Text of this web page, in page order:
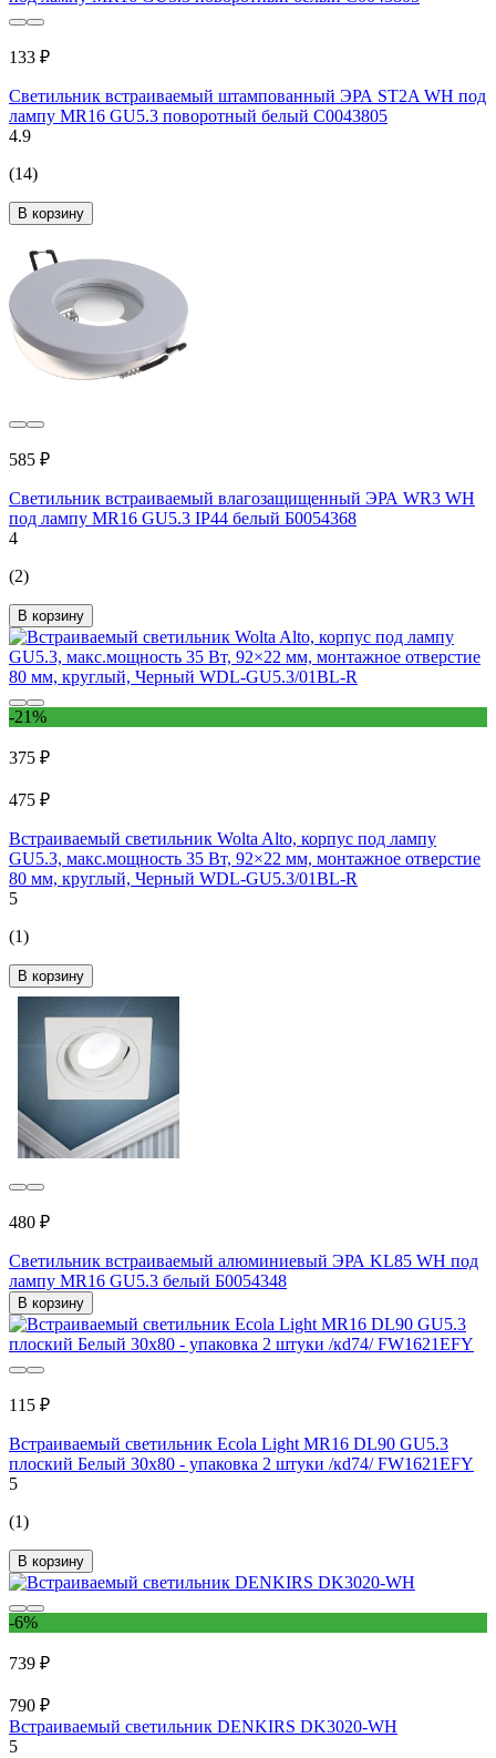
133 ₽
Светильник встраиваемый штампованный ЭРА ST2A WH под
лампу MR16 GU5.3 поворотный белый C0043805
4.9
(14)
В корзину
585 ₽
Светильник встраиваемый влагозащищенный ЭРА WR3 WH
под лампу MR16 GU5.3 IP44 белый Б0054368
4
(2)
В корзину
-21%
375 ₽
475 ₽
Встраиваемый cветильник Wolta Alto, корпус под лампу
GU5.3, макс.мощность 35 Вт, 92×22 мм, монтажное отверстие
80 мм, круглый, Черный WDL-GU5.3/01BL-R
5
(1)
В корзину
480 ₽
Светильник встраиваемый алюминиевый ЭРА KL85 WH под
лампу MR16 GU5.3 белый Б0054348
В корзину
115 ₽
Встраиваемый светильник Ecola Light MR16 DL90 GU5.3
плоский Белый 30x80 - упаковка 2 штуки /кd74/ FW1621EFY
5
(1)
В корзину
-6%
739 ₽
790 ₽
Встраиваемый светильник DENKIRS DK3020-WH
5